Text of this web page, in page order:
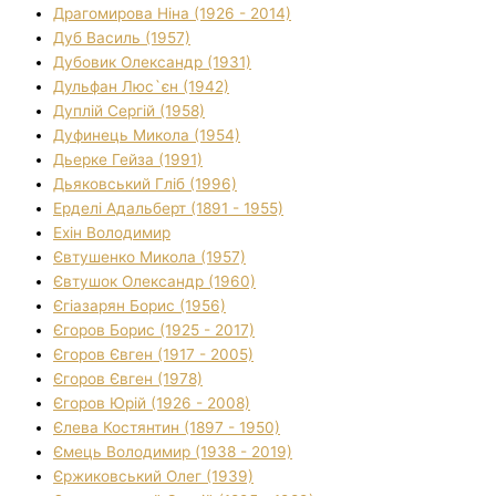
Драгомирова Ніна (1926 - 2014)
Дуб Василь (1957)
Дубовик Олександр (1931)
Дульфан Люс`єн (1942)
Дуплій Сергій (1958)
Дуфинець Микола (1954)
Дьерке Гейза (1991)
Дьяковський Гліб (1996)
Ерделі Адальберт (1891 - 1955)
Ехін Володимир
Євтушенко Микола (1957)
Євтушок Олександр (1960)
Єгіазарян Борис (1956)
Єгоров Борис (1925 - 2017)
Єгоров Євген (1917 - 2005)
Єгоров Євген (1978)
Єгоров Юрій (1926 - 2008)
Єлева Костянтин (1897 - 1950)
Ємець Володимир (1938 - 2019)
Єржиковський Олег (1939)